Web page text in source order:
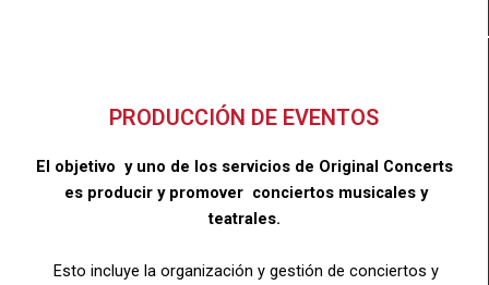
PRODUCCIÓN DE EVENTOS
El objetivo y uno de los servicios de Original Concerts
es producir y promover conciertos musicales y
teatrales.
Esto incluye la organización y gestión de conciertos y